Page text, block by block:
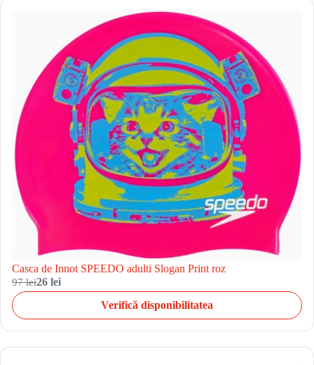
Casca de Innot SPEEDO adulti Slogan Print roz
97 lei26 lei
Verifică disponibilitatea